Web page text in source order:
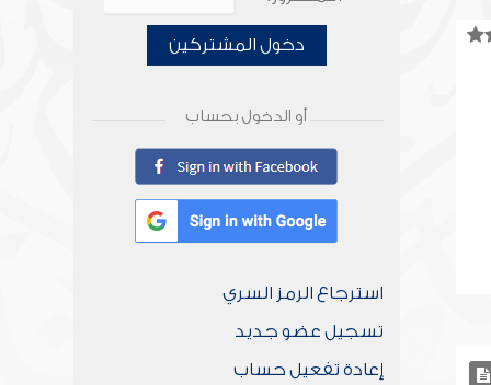
دخول المشتركين
أو الدخول بحساب
استرجاع الرمز السري
تسجيل عضو جديد
إعادة تفعيل حساب